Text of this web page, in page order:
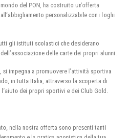
del PON, ha costruito un’offerta
personalizzabile con i loghi
gli istituti scolastici che desiderano
delle carte dei propri alunni.
si impegna a promuovere l’attività sportiva
in tutta Italia, attraverso la scoperta di
dei propri sportivi e dei Club Gold.
nella nostra offerta sono presenti tanti